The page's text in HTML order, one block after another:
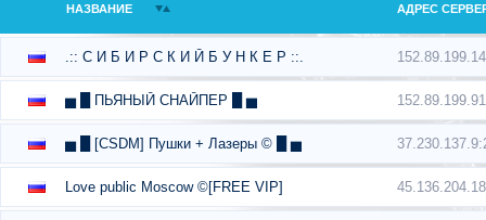
НАЗВАНИЕ АДРЕС
.:: С И Б И Р С К И Й Б У Н К Е Р ::.
▅ █ ПЬЯНЫЙ СНАЙПЕР █ ▅
▅ █ [CSDM] Пушки + Лазеры © █ ▅
Love public Moscow ©[FREE VIP]